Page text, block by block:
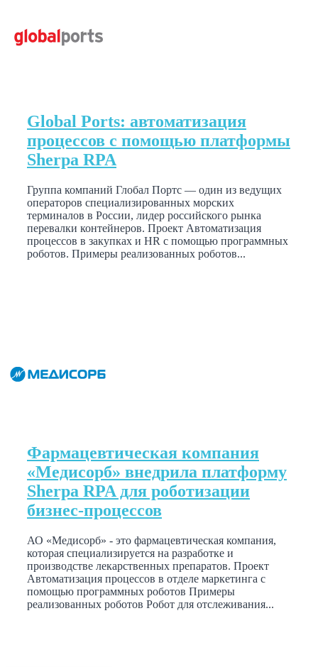
Global Ports: автоматизация
процессов с помощью платформы
Sherpa RPA
Группа компаний Глобал Портс — один из ведущих
операторов специализированных морских
терминалов в России, лидер российского рынка
перевалки контейнеров. Проект Автоматизация
процессов в закупках и HR с помощью программных
роботов. Примеры реализованных роботов...
Фармацевтическая компания
«Медисорб» внедрила платформу
Sherpa RPA для роботизации
бизнес-процессов
АО «Медисорб» - это фармацевтическая компания,
которая специализируется на разработке и
производстве лекарственных препаратов. Проект
Автоматизация процессов в отделе маркетинга с
помощью программных роботов Примеры
реализованных роботов Робот для отслеживания...